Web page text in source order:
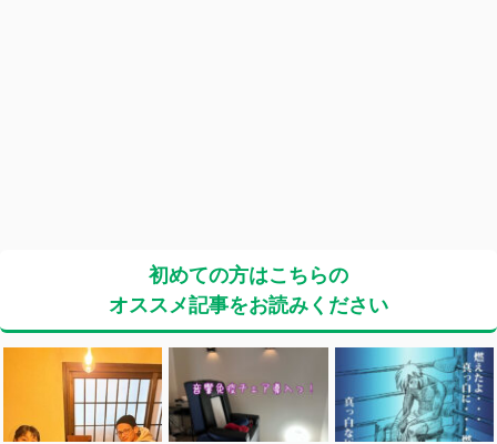
初めての方はこちらの
オススメ記事をお読みください